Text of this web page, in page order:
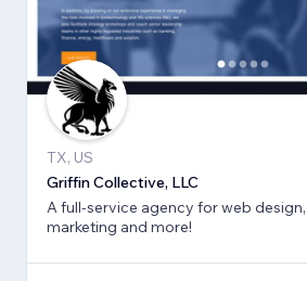
TX, US
Griffin Collective, LLC
A full-service agency for web
marketing and more!